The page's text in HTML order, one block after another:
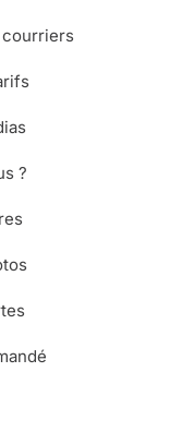
courriers
?